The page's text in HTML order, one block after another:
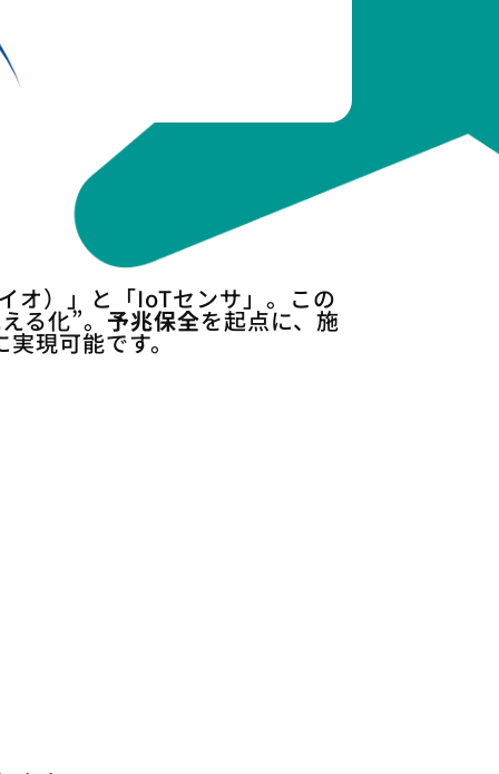
オ）」と「IoTセンサ」。この
る化”。 予兆保全を起点に、施
実現可能です。